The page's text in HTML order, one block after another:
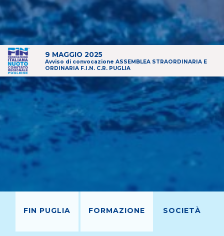
9 MAGGIO 2025
Avviso di convocazione ASSEMBLEA STRAORDINARIA E
ORDINARIA F.I.N. C.R. PUGLIA
FIN PUGLIA FORMAZIONE SOCIETÀ